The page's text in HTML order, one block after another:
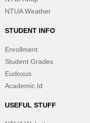
NTUA Weather
STUDENT INFO
Enrollment
Student Grades
Eudoxus
Academic Id
USEFUL STUFF